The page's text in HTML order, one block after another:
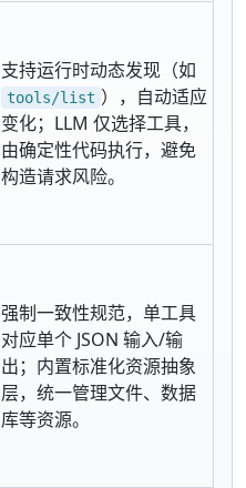
支持运行时动态发现（如
tools/list ），自动适应
变化；LLM 仅选择工具，
由确定性代码执行，避免
构造请求风险。
强制一致性规范，单工具
对应单个 JSON 输入/输
出；内置标准化资源抽象
层，统一管理文件、数据
库等资源。